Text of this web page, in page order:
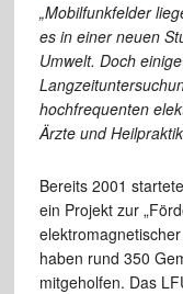
„Mobilfunkfelder
es in einer neuen
Umwelt. Doch
hochfrequenten
Ärzte und
Bereits 2001
ein Projekt zur
haben rund 350
mitgeholfen. Das